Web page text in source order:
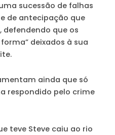
sucessão de falhas
de antecipação que
defendendo que os
deixados à sua
ainda que só
respondido pelo crime
teve Steve caiu ao rio